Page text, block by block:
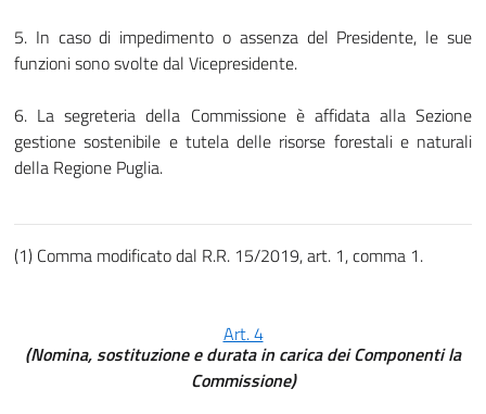
5. In caso di impedimento o assenza del Presidente, le sue
funzioni sono svolte dal Vicepresidente.
6. La segreteria della Commissione è affidata alla Sezione
gestione sostenibile e tutela delle risorse forestali e naturali
della Regione Puglia.
(1) Comma modificato dal R.R. 15/2019, art. 1, comma 1.
Art. 4
(Nomina, sostituzione e durata in carica dei Componenti la
Commissione)